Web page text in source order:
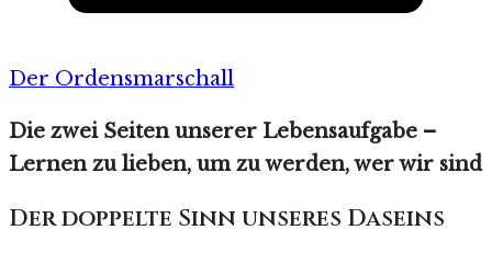
Der Ordensmarschall
Die zwei Seiten unserer Lebensaufgabe –
Lernen zu lieben, um zu werden, wer wir sind
Der doppelte Sinn unseres Daseins